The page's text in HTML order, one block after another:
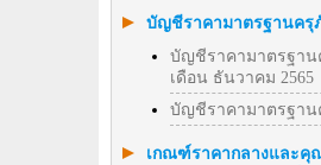
บัญชีราคามาตรฐานค
บัญชีราคามาตรฐา
เดือน ธันวาคม 2565
บัญชีราคามาตรฐา
เกณฑ์ราคากลางและ